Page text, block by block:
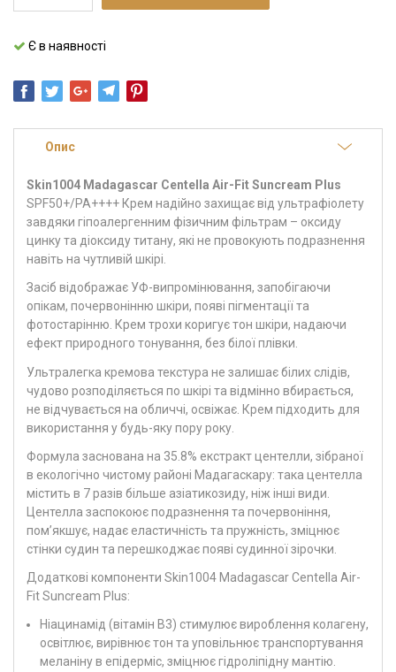
Є в наявності
Опис
Skin1004 Madagascar Centella Air-Fit Suncream Plus
SPF50+/PA++++ Крем надійно захищає від ультрафіолету
завдяки гіпоалергенним фізичним фільтрам – оксиду
цинку та діоксиду титану, які не провокують подразнення
навіть на чутливій шкірі.
Засіб відображає УФ-випромінювання, запобігаючи
опікам, почервонінню шкіри, появі пігментації та
фотостарінню. Крем трохи коригує тон шкіри, надаючи
ефект природного тонування, без білої плівки.
Ультралегка кремова текстура не залишає білих слідів,
чудово розподіляється по шкірі та відмінно вбирається,
не відчувається на обличчі, освіжає. Крем підходить для
використання у будь-яку пору року.
Формула заснована на 35.8% екстракт центелли, зібраної
в екологічно чистому районі Мадагаскару: така центелла
містить в 7 разів більше азіатикозиду, ніж інші види.
Центелла заспокоює подразнення та почервоніння,
пом’якшує, надає еластичність та пружність, зміцнює
стінки судин та перешкоджає появі судинної зірочки.
Додаткові компоненти Skin1004 Madagascar Centella Air-
Fit Suncream Plus:
Ніацинамід (вітамін B3) стимулює вироблення колагену,
освітлює, вирівнює тон та уповільнює транспортування
меланіну в епідерміс, зміцнює гідроліпідну мантію.